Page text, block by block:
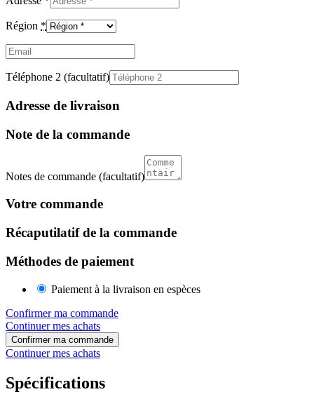
Région *
Email
Téléphone 2 (facultatif)
Adresse de livraison
Note de la commande
Notes de commande (facultatif)
Votre commande
Récaputilatif de la commande
Méthodes de paiement
Paiement à la livraison en espèces
Confirmer ma commande
Continuer mes achats
Confirmer ma commande
Continuer mes achats
Spécifications